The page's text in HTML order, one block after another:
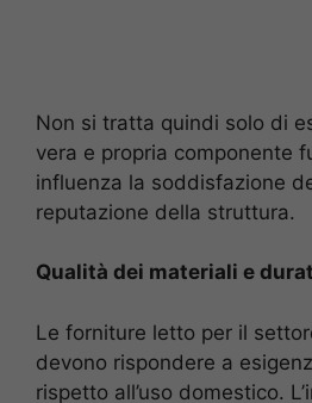
Non si tratta quindi solo di
vera e propria componente
influenza la soddisfazione
reputazione della struttura.
Qualità dei materiali e
Le forniture letto per il
devono rispondere a
rispetto all’uso domestico.